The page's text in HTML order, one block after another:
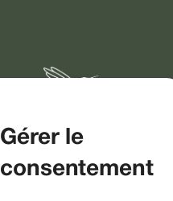
Gérer le
consentement